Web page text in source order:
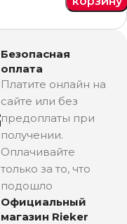
Безопасная
оплата
Платите онлайн на
сайте или без
предоплаты при
получении.
Оплачивайте
только за то, что
подошло
Официальный
магазин Rieker